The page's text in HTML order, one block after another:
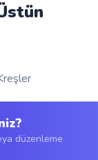
düzenleme